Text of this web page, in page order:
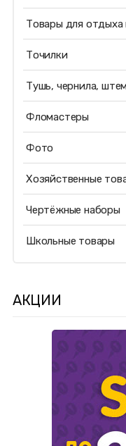
Товары для отдыха
Точилки
Тушь, чернила,
Фломастеры
Фото
Хозяйственные
Чертёжные наборы
Школьные товары
АКЦИИ